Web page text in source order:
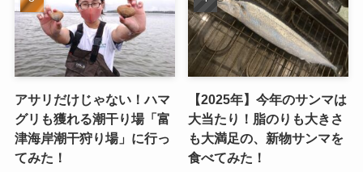
アサリだけじゃない！ハマ
グリも獲れる潮干り場「富
津海岸潮干狩り場」に行っ
てみた！
【2025年】今年のサンマは
大当たり！脂のりも大きさ
も大満足の、新物サンマを
食べてみた！